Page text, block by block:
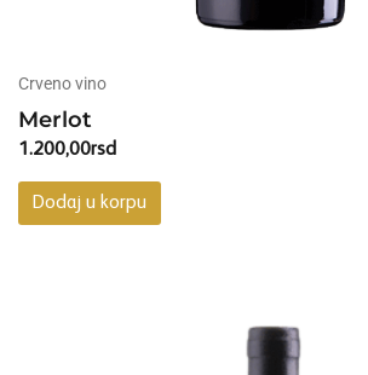
Crveno vino
Merlot
1.200,00rsd
Dodaj u korpu